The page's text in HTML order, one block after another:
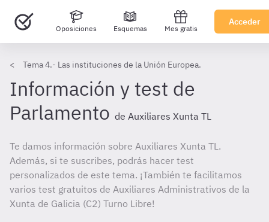
Oposiciones Esquemas Mes gratis
Acceder
Tema 4.- Las instituciones de la Unión Europea.
Información y test de
Parlamento de Auxiliares Xunta TL
Te damos información sobre Auxiliares Xunta TL.
Además, si te suscribes, podrás hacer test
personalizados de este tema. ¡También te facilitamos
varios test gratuitos de Auxiliares Administrativos de la
Xunta de Galicia (C2) Turno Libre!